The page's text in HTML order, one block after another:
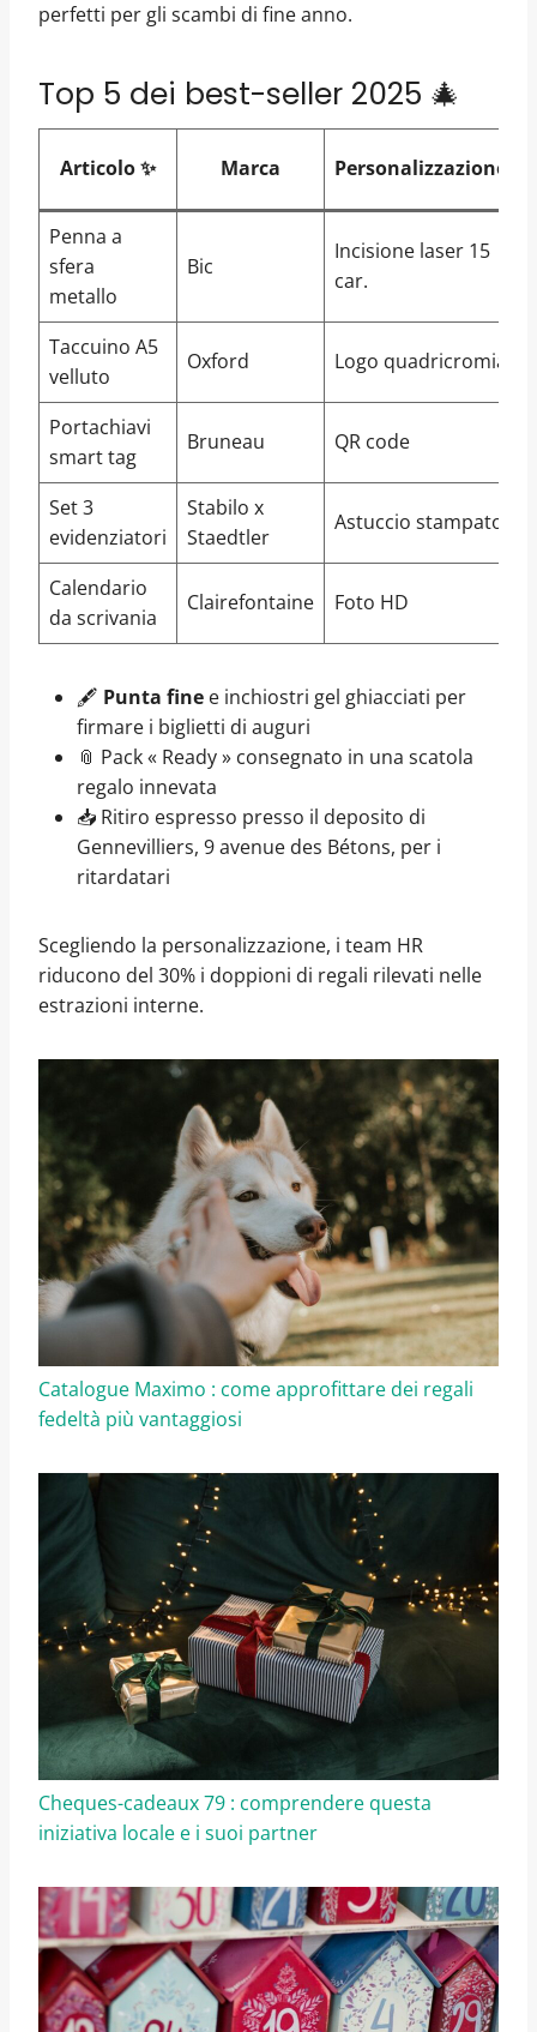
perfetti per gli scambi di fine anno.
Top 5 dei best-seller 2025 🎄
Articolo ✨ Marca Personalizzazione
Penna a
sfera
metallo
Bic
Incisione laser 15
car.
Taccuino A5
velluto
Oxford Logo quadricromia
Portachiavi
smart tag
Bruneau QR code
Set 3
evidenziatori
Stabilo x
Staedtler
Astuccio stampato
Calendario
da scrivania
Clairefontaine Foto HD
🖋️ Punta fine e inchiostri gel ghiacciati per
firmare i biglietti di auguri
📎 Pack « Ready » consegnato in una scatola
regalo innevata
📥 Ritiro espresso presso il deposito di
Gennevilliers, 9 avenue des Bétons, per i
ritardatari
Scegliendo la personalizzazione, i team HR
riducono del 30% i doppioni di regali rilevati nelle
estrazioni interne.
Catalogue Maximo : come approfittare dei regali
fedeltà più vantaggiosi
Cheques-cadeaux 79 : comprendere questa
iniziativa locale e i suoi partner